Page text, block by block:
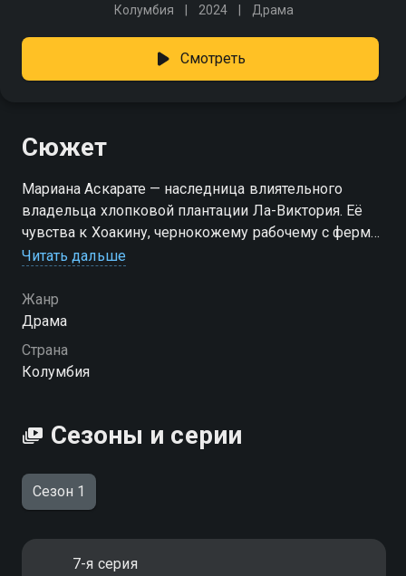
Колумбия 2024 Драма
Смотреть
Сюжет
Мариана Аскарате — наследница влиятельного
владельца хлопковой плантации Ла-Виктория. Её
чувства к Хоакину, чернокожему рабочему с фермы,
становятся вызовом жестоким правилам, по
и предубеждением, решает раз и навсегда
положить конец этому запретному роману — вместе
с будущим ребёнком, которого носит Мариана.
Хоакин исчезает… но не погибает. Его выживание
становится началом новой борьбы — за любовь, за
смотрите онлайн в хорошем качестве.
Читать дальше
Жанр
Драма
Страна
Колумбия
Сезоны и серии
Сезон 1
7-я серия